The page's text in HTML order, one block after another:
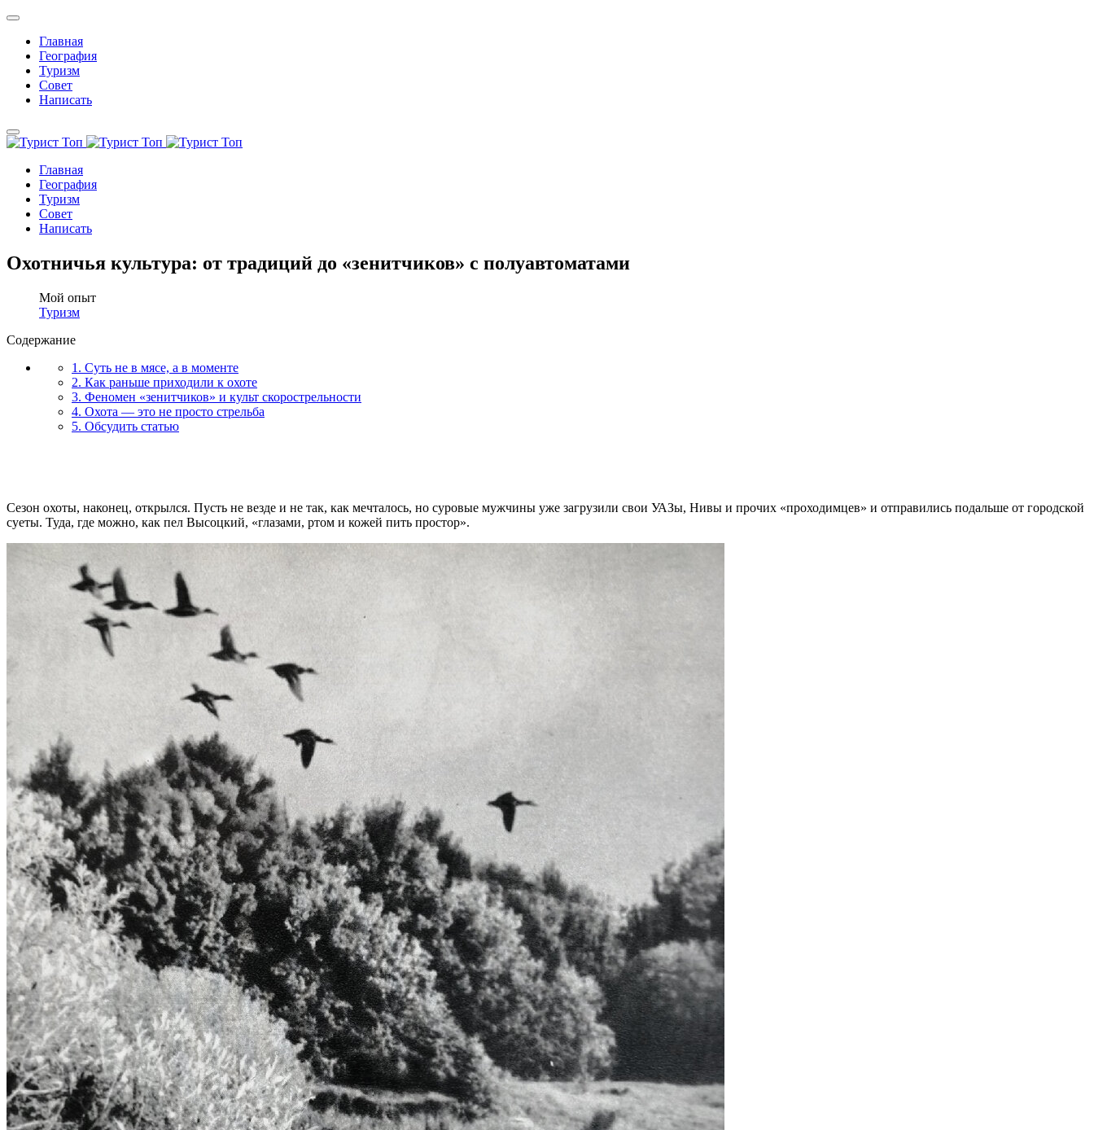
Главная
География
Туризм
Совет
Написать
Главная
География
Туризм
Совет
Написать
Охотничья культура: от традиций до «зенитчиков» с полуавтоматами
Мой опыт
Туризм
Содержание
1. Суть не в мясе, а в моменте
2. Как раньше приходили к охоте
3. Феномен «зенитчиков» и культ скорострельности
4. Охота — это не просто стрельба
5. Обсудить статью
Сезон охоты, наконец, открылся. Пусть не везде и не так, как мечталось, но суровые мужчины уже загрузили свои УАЗы, Нивы и прочих «проходимцев» и отправились подальше от городской
суеты. Туда, где можно, как пел Высоцкий, «глазами, ртом и кожей пить простор».